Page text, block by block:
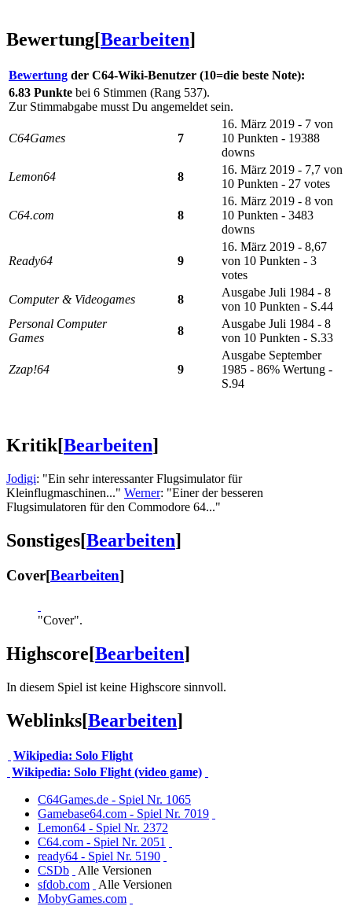
Bewertung[Bearbeiten]
Bewertung der C64-Wiki-Benutzer (10=die beste Note):
6.83 Punkte bei 6 Stimmen (Rang 537).
Zur Stimmabgabe musst Du angemeldet sein.
C64Games 7
16. März 2019 - 7 von
10 Punkten - 19388
downs
Lemon64
8
16. März 2019 - 7,7 von
10 Punkten - 27 votes
C64.com 8
16. März 2019 - 8 von
10 Punkten - 3483
downs
Ready64 9
16. März 2019 - 8,67
von 10 Punkten - 3
votes
Computer & Videogames
8
Ausgabe Juli 1984 - 8
von 10 Punkten - S.44
Personal Computer
Games
8
Ausgabe Juli 1984 - 8
von 10 Punkten - S.33
Zzap!64 9
Ausgabe September
1985 - 86% Wertung -
S.94
Kritik[Bearbeiten]
Jodigi: "Ein sehr interessanter Flugsimulator für
Kleinflugmaschinen..." Werner: "Einer der besseren
Flugsimulatoren für den Commodore 64..."
Sonstiges[Bearbeiten]
Cover[Bearbeiten]
"Cover".
Highscore[Bearbeiten]
In diesem Spiel ist keine Highscore sinnvoll.
Weblinks[Bearbeiten]
Wikipedia: Solo Flight
Wikipedia: Solo Flight (video game)
C64Games.de - Spiel Nr. 1065
Gamebase64.com - Spiel Nr. 7019
Lemon64 - Spiel Nr. 2372
C64.com - Spiel Nr. 2051
ready64 - Spiel Nr. 5190
CSDb
Alle Versionen
sfdob.com
Alle Versionen
MobyGames.com